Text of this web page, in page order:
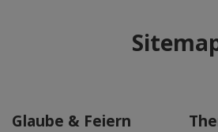
Glaube & Feiern